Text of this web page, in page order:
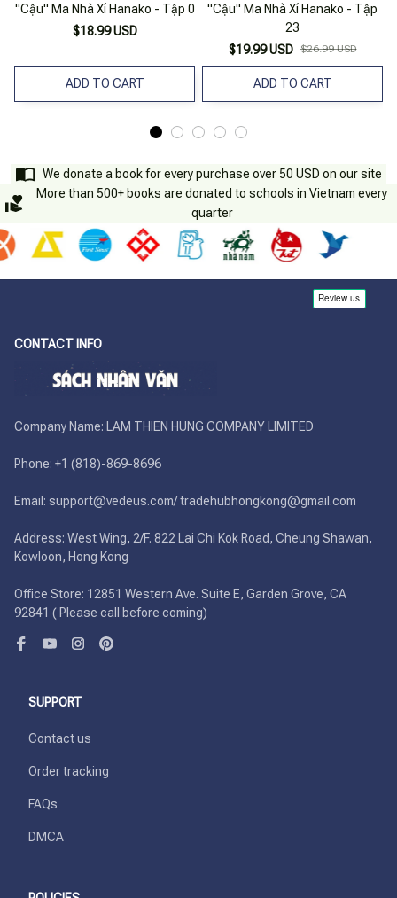
"Cậu" Ma Nhà Xí Hanako - Tập 0
$18.99 USD
ADD TO CART
"Cậu" Ma Nhà Xí Hanako - Tập
23
$19.99 USD $26.99 USD
ADD TO CART
We donate a book for every purchase over 50 USD on our site
More than 500+ books are donated to schools in Vietnam every
quarter
CONTACT INFO
Company Name: LAM THIEN HUNG COMPANY LIMITED
Phone: +1 (818)-869-8696
Email: support@vedeus.com/ tradehubhongkong@gmail.com
Address: West Wing, 2/F. 822 Lai Chi Kok Road, Cheung Shawan,
Kowloon, Hong Kong
Office Store: 12851 Western Ave. Suite E, Garden Grove, CA
92841 ( Please call before coming)
SUPPORT
Contact us
Order tracking
FAQs
DMCA